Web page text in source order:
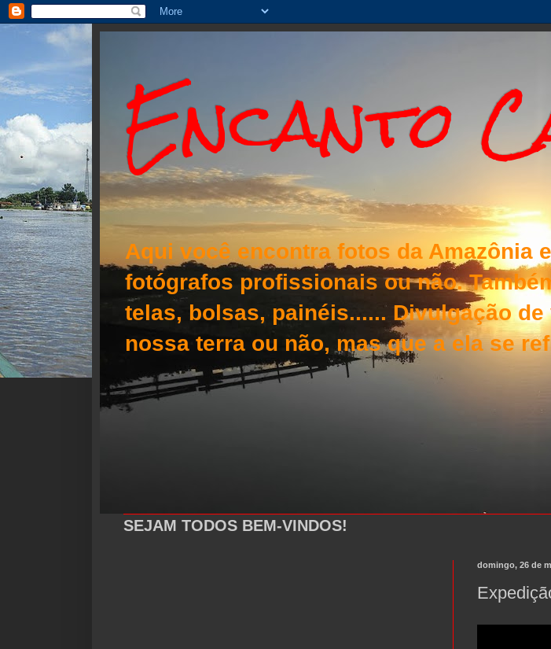
Encanto
Aqui você encontra fotos da Amazônia
fotógrafos profissionais ou não.
telas, bolsas, painéis...... Divulgação
nossa terra ou não, mas que a ela se
SEJAM TODOS BEM-VINDOS!
domingo, 26 de